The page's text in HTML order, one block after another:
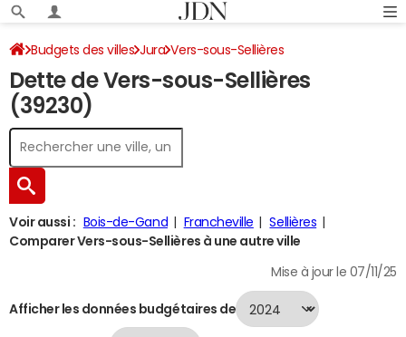
Budgets des villes Jura Vers-sous-Sellières
Dette au 31/12/2024
Dette de Vers-sous-Sellières
(39230)
Voir aussi : Bois-de-Gand Francheville
Sellières
Comparer Vers-sous-Sellières à une autre ville
Mise à jour le 07/11/25
Afficher les données budgétaires de